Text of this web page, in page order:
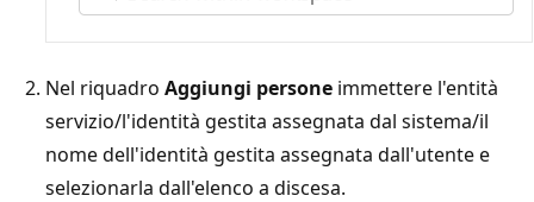
Nel riquadro Aggiungi persone immettere l'entità
servizio/l'identità gestita assegnata dal sistema/il
nome dell'identità gestita assegnata dall'utente e
selezionarla dall'elenco a discesa.